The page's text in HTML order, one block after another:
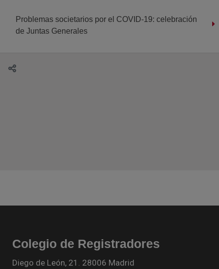
Problemas societarios por el COVID-19: celebración
de Juntas Generales
Colegio de Registradores
Diego de León, 21. 28006 Madrid